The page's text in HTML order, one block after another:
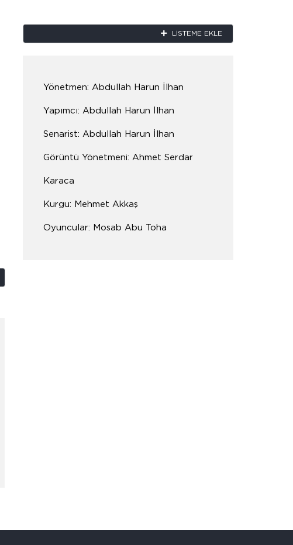
LISTEME EKLE
Yönetmen: Abdullah Harun İlhan
Yapımcı: Abdullah Harun İlhan
Senarist: Abdullah Harun İlhan
Görüntü Yönetmeni: Ahmet Serdar
Karaca
Kurgu: Mehmet Akkaş
Oyuncular: Mosab Abu Toha